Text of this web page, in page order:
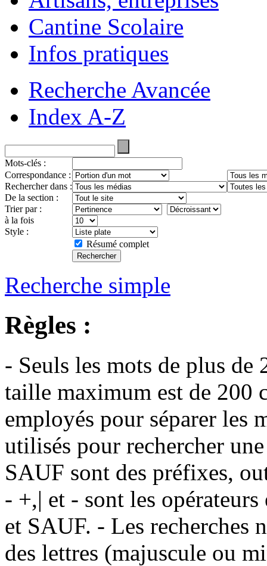
Cantine Scolaire
Infos pratiques
Recherche Avancée
Index A-Z
Mots-clés :
Correspondance :
Rechercher dans :
De la section :
Trier par :
à la fois
Style :
Résumé complet
Recherche simple
Règles :
- Seuls les mots de plus de
taille maximum est de 200
employés pour séparer les
utilisés pour rechercher
SAUF sont des préfixes,
- +,| et - sont les
et SAUF. - Les recherches
des lettres (majuscule ou